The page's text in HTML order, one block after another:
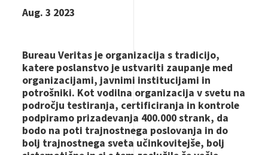
Aug. 3 2023
Bureau Veritas je organizacija s tradicijo,
katere poslanstvo je ustvariti zaupanje med
organizacijami, javnimi institucijami in
potrošniki. Kot vodilna organizacija v svetu na
področju testiranja, certificiranja in kontrole
podpiramo prizadevanja 400.000 strank, da
bodo na poti trajnostnega poslovanja in do
bolj trajnostnega sveta učinkovitejše, bolj